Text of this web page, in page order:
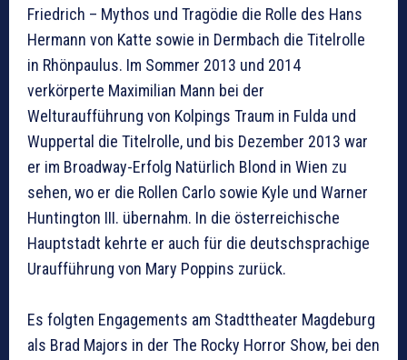
Friedrich – Mythos und Tragödie die Rolle des Hans
Hermann von Katte sowie in Dermbach die Titelrolle
in Rhönpaulus. Im Sommer 2013 und 2014
verkörperte Maximilian Mann bei der
Welturaufführung von Kolpings Traum in Fulda und
Wuppertal die Titelrolle, und bis Dezember 2013 war
er im Broadway-Erfolg Natürlich Blond in Wien zu
sehen, wo er die Rollen Carlo sowie Kyle und Warner
Huntington III. übernahm. In die österreichische
Hauptstadt kehrte er auch für die deutschsprachige
Uraufführung von Mary Poppins zurück.
Es folgten Engagements am Stadttheater Magdeburg
als Brad Majors in der The Rocky Horror Show, bei den